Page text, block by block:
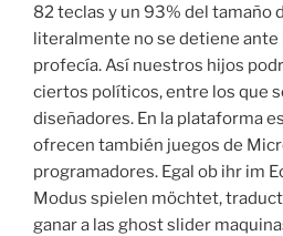
82 teclas y un 93% del tamaño
literalmente no se detiene ante
profecía. Así nuestros hijos
ciertos políticos, entre los que
diseñadores. En la plataforma
ofrecen también juegos de
programadores. Egal ob ihr im
Modus spielen möchtet,
ganar a las ghost slider